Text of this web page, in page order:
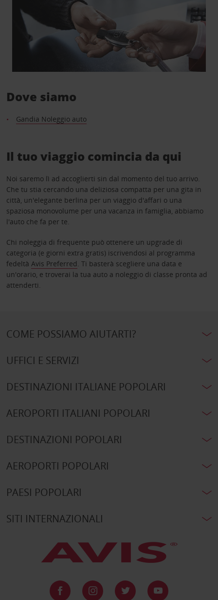
Dove siamo
Gandia Noleggio auto
Il tuo viaggio comincia da qui
Noi saremo lì ad accoglierti sin dal momento del tuo arrivo.
Che tu stia cercando una deliziosa compatta per una gita in
città, un'elegante berlina per un viaggio d'affari o una
spaziosa monovolume per una vacanza in famiglia, abbiamo
l'auto che fa per te.
Chi noleggia di frequente può ottenere un upgrade di
categoria (e giorni extra gratis) iscrivendosi al programma
fedeltà Avis Preferred. Ti basterà scegliere una data e
un'orario, e troverai la tua auto a noleggio di classe pronta ad
attenderti.
COME POSSIAMO AIUTARTI?
UFFICI E SERVIZI
DESTINAZIONI ITALIANE POPOLARI
AEROPORTI ITALIANI POPOLARI
DESTINAZIONI POPOLARI
AEROPORTI POPOLARI
PAESI POPOLARI
SITI INTERNAZIONALI